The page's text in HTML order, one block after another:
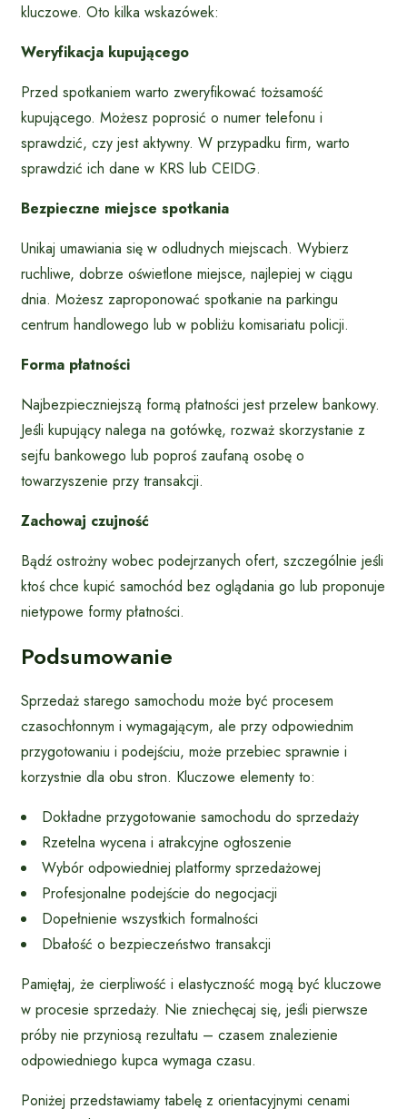
kluczowe. Oto kilka wskazówek:
Weryfikacja kupującego
Przed spotkaniem warto zweryfikować tożsamość
kupującego. Możesz poprosić o numer telefonu i
sprawdzić, czy jest aktywny. W przypadku firm, warto
sprawdzić ich dane w KRS lub CEIDG.
Bezpieczne miejsce spotkania
Unikaj umawiania się w odludnych miejscach. Wybierz
ruchliwe, dobrze oświetlone miejsce, najlepiej w ciągu
dnia. Możesz zaproponować spotkanie na parkingu
centrum handlowego lub w pobliżu komisariatu policji.
Forma płatności
Najbezpieczniejszą formą płatności jest przelew bankowy.
Jeśli kupujący nalega na gotówkę, rozważ skorzystanie z
sejfu bankowego lub poproś zaufaną osobę o
towarzyszenie przy transakcji.
Zachowaj czujność
Bądź ostrożny wobec podejrzanych ofert, szczególnie jeśli
ktoś chce kupić samochód bez oglądania go lub proponuje
nietypowe formy płatności.
Podsumowanie
Sprzedaż starego samochodu może być procesem
czasochłonnym i wymagającym, ale przy odpowiednim
przygotowaniu i podejściu, może przebiec sprawnie i
korzystnie dla obu stron. Kluczowe elementy to:
Dokładne przygotowanie samochodu do sprzedaży
Rzetelna wycena i atrakcyjne ogłoszenie
Wybór odpowiedniej platformy sprzedażowej
Profesjonalne podejście do negocjacji
Dopełnienie wszystkich formalności
Dbałość o bezpieczeństwo transakcji
Pamiętaj, że cierpliwość i elastyczność mogą być kluczowe
w procesie sprzedaży. Nie zniechęcaj się, jeśli pierwsze
próby nie przyniosą rezultatu – czasem znalezienie
odpowiedniego kupca wymaga czasu.
Poniżej przedstawiamy tabelę z orientacyjnymi cenami